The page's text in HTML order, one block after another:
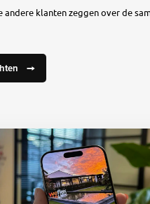
andere klanten zeggen over de